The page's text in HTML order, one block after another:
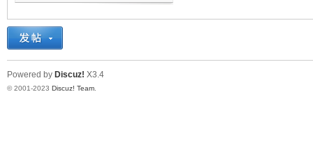
十
Powered by Discuz! X3.4
© 2001-2023 Discuz! Team.